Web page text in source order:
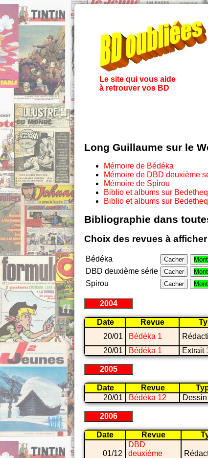
Le site qui vous aide
à retrouver vos BD
Long Guillaume sur le
Mémoire de Bédéka
Mémoire de DBD deuxième
Mémoire de Spirou
Biblio et albums sur
Biblio et albums sur
Bibliographie dans
Choix des revues à afficher
Bédéka Cacher
DBD deuxième série Cacher
Spirou Cacher
2004
Date Revue
20/01
Bédéka 1
20/01
Bédéka 1 Extrait
2005
Date Revue
20/01
Bédéka 12 Dessin
2006
Date Revue
01/12
DBD
deuxième